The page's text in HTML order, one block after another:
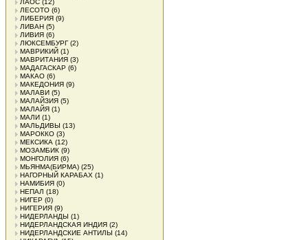
ЛАОС (12)
ЛЕСОТО (6)
ЛИБЕРИЯ (9)
ЛИВАН (5)
ЛИВИЯ (6)
ЛЮКСЕМБУРГ(2)
МАВРИКИЙ (1)
МАВРИТАНИЯ (3)
МАДАГАСКАР (6)
МАКАО (6)
МАКЕДОНИЯ (9)
МАЛАВИ (5)
МАЛАЙЗИЯ (5)
МАЛАЙЯ (1)
МАЛИ (1)
МАЛЬДИВЫ (13)
МАРОККО (3)
МЕКСИКА (12)
МОЗАМБИК (9)
МОНГОЛИЯ (6)
МЬЯНМА(БИРМА) (25)
НАГОРНЫЙ КАРАБАХ (1)
НАМИБИЯ (0)
НЕПАЛ (18)
НИГЕР (0)
НИГЕРИЯ (9)
НИДЕРЛАНДЫ (1)
НИДЕРЛАНДСКАЯ ИНДИЯ (2)
НИДЕРЛАНДСКИЕ АНТИЛЫ (14)